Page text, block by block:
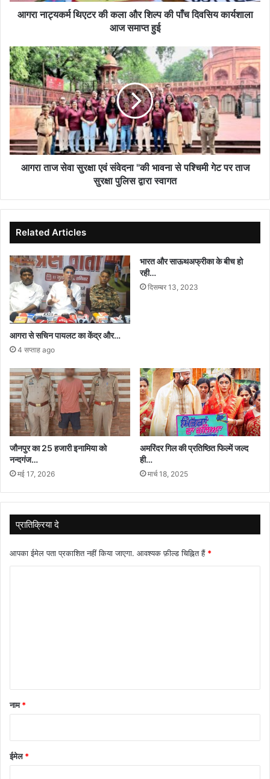
दिवसिय
समाप्त
हुई
आगरा नाट्यकर्म थिएटर की कला और शिल्प की पाँच दिवसिय कार्यशाला
आज समाप्त हुई
आगरा
ताज
सेवा
सुरक्षा
एवं
संवेदना
"की
भावना
से
पश्चिमी
पुलिस
द्वारा
स्वागत
आगरा ताज सेवा सुरक्षा एवं संवेदना "की भावना से पश्चिमी गेट पर ताज
सुरक्षा पुलिस द्वारा स्वागत
Related Articles
आगरा से सचिन पायलट का केंद्र और…
4 सप्ताह ago
भारत और साऊथअफ्रीका के बीच हो
रही…
दिसम्बर 13, 2023
जौनपुर का 25 हजारी इनामिया को
नन्दगंज…
मई 17, 2026
अमरिंदर गिल की प्रतिष्ठित फिल्में जल्द
ही…
मार्च 18, 2025
प्रातिक्रिया दे
आपका ईमेल पता प्रकाशित नहीं किया जाएगा. आवश्यक फ़ील्ड चिह्नित हैं *
नाम*
ईमेल*